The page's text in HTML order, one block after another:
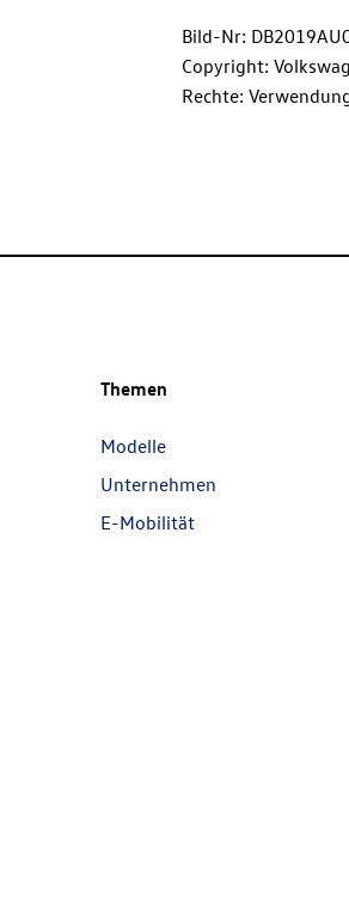
Bild-Nr:
Copyright:
Rechte:
Themen
Modelle
Unternehmen
E-Mobilität